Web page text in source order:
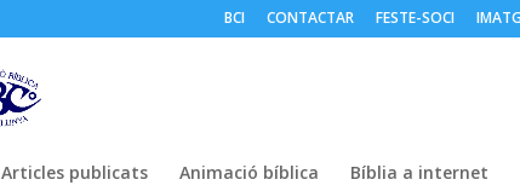
BCI CONTACTAR FESTE-SOCI
Articles publicats Animació bíblica Bíblia a internet